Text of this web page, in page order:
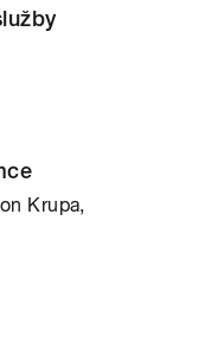
Krupa,